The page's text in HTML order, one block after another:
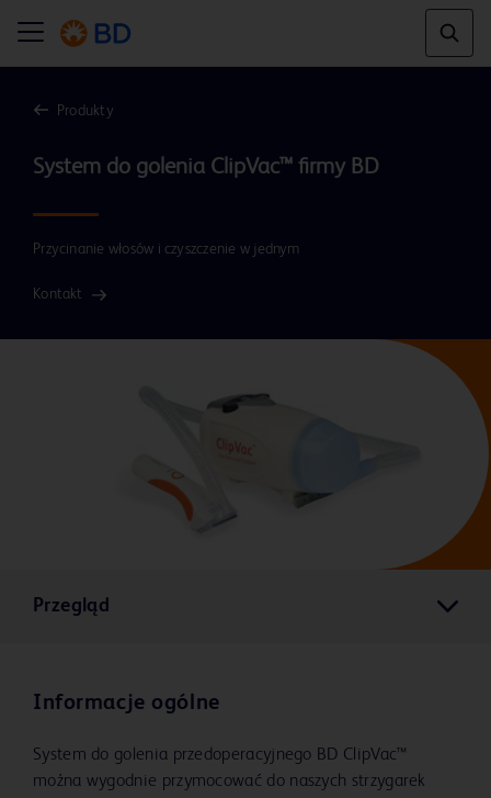
Produkty
Przycinanie włosów i czyszczenie w jednym
Kontakt
Przegląd
Informacje ogólne
System do golenia przedoperacyjnego BD ClipVac™
można wygodnie przymocować do naszych strzygarek